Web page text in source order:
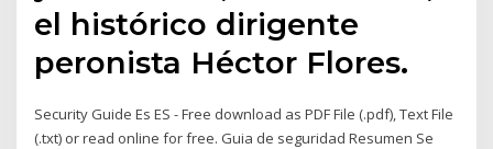
el histórico dirigente
peronista Héctor Flores.
Security Guide Es ES - Free download as PDF File (.pdf), Text File
(.txt) or read online for free. Guia de seguridad Resumen Se